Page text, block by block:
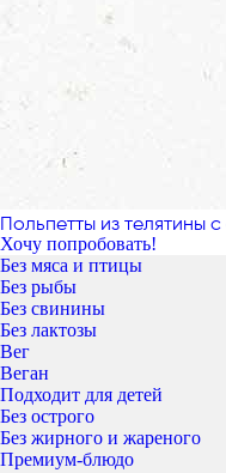
Польпетты из телятины
Хочу попробовать!
Без мяса и птицы
Без рыбы
Без свинины
Без лактозы
Вег
Веган
Подходит для детей
Без острого
Без жирного и жареного
Премиум-блюдо